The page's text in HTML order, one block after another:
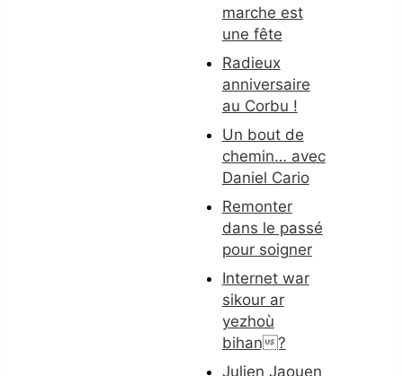
marche est
une fête
Radieux
anniversaire
au Corbu !
Un bout de
chemin… avec
Daniel Cario
Remonter
dans le passé
pour soigner
Internet war
sikour ar
yezhoù
bihan?
Julien Jaouen